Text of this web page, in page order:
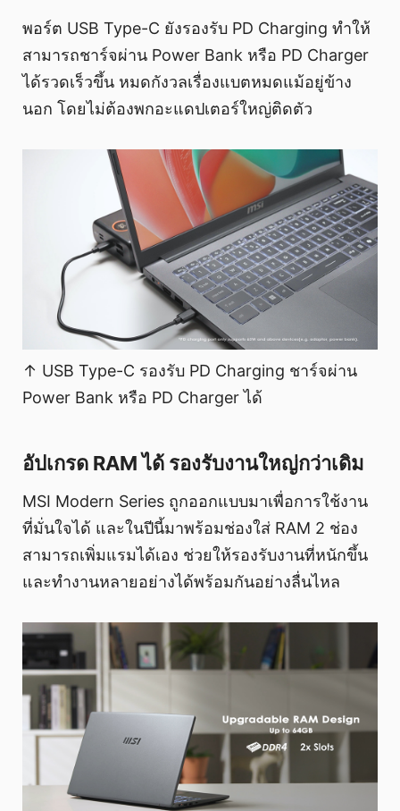
พอร์ต USB Type-C ยังรองรับ PD Charging ทำให้
สามารถชาร์จผ่าน Power Bank หรือ PD Charger
ได้รวดเร็วขึ้น หมดกังวลเรื่องแบตหมดแม้อยู่ข้าง
นอก โดยไม่ต้องพกอะแดปเตอร์ใหญ่ติดตัว
↑ USB Type-C รองรับ PD Charging ชาร์จผ่าน
Power Bank หรือ PD Charger ได้
อัปเกรด RAM ได้ รองรับงานใหญ่กว่าเดิม
MSI Modern Series ถูกออกแบบมาเพื่อการใช้งาน
ที่มั่นใจได้ และในปีนี้มาพร้อมช่องใส่ RAM 2 ช่อง
สามารถเพิ่มแรมได้เอง ช่วยให้รองรับงานที่หนักขึ้น
และทำงานหลายอย่างได้พร้อมกันอย่างลื่นไหล